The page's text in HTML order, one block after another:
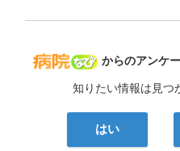
病院なび
からのアンケ
知りたい情報は見つ
はい